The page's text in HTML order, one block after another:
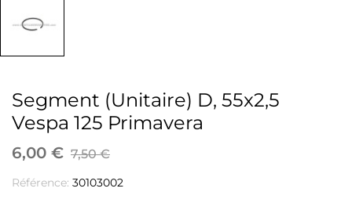
Segment (Unitaire) D, 55x2,5
Vespa 125 Primavera
6,00 € 7,50 €
Référence: 30103002